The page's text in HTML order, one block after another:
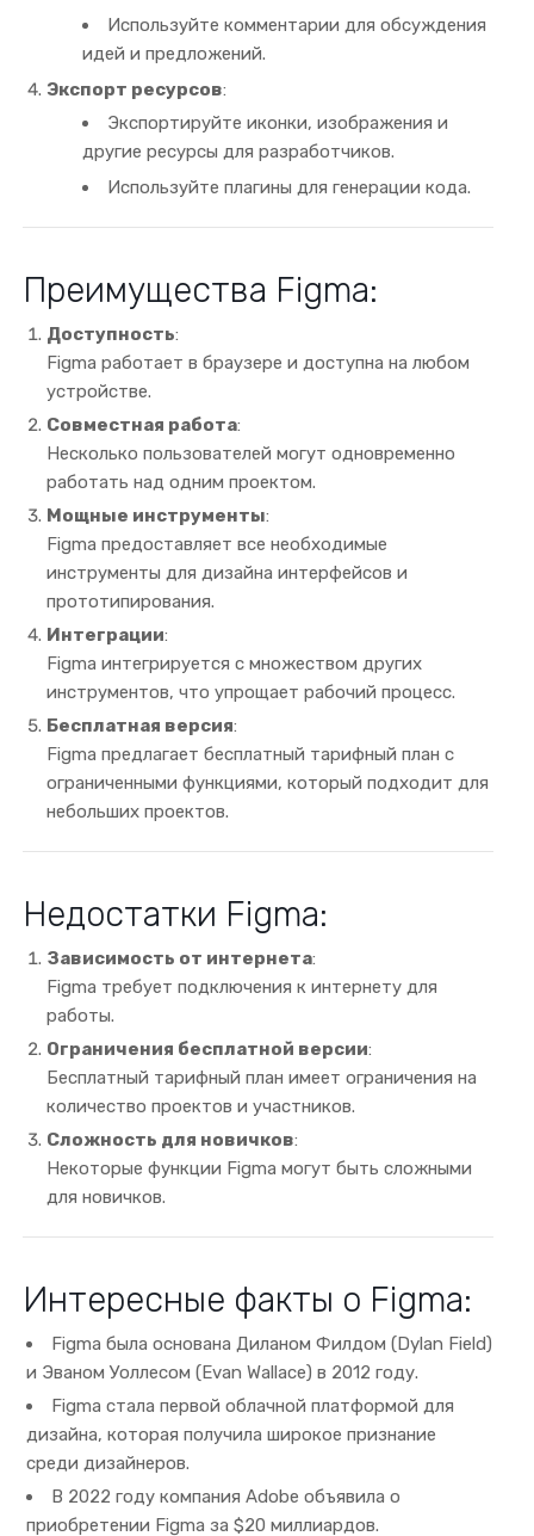
Используйте комментарии для обсуждения
идей и предложений.
Экспорт ресурсов:
Экспортируйте иконки, изображения и
другие ресурсы для разработчиков.
Используйте плагины для генерации кода.
Преимущества Figma:
Доступность:
Figma работает в браузере и доступна на любом
устройстве.
Совместная работа:
Несколько пользователей могут одновременно
работать над одним проектом.
Мощные инструменты:
Figma предоставляет все необходимые
инструменты для дизайна интерфейсов и
прототипирования.
Интеграции:
Figma интегрируется с множеством других
инструментов, что упрощает рабочий процесс.
Бесплатная версия:
Figma предлагает бесплатный тарифный план с
ограниченными функциями, который подходит для
небольших проектов.
Недостатки Figma:
Зависимость от интернета:
Figma требует подключения к интернету для
работы.
Ограничения бесплатной версии:
Бесплатный тарифный план имеет ограничения на
количество проектов и участников.
Сложность для новичков:
Некоторые функции Figma могут быть сложными
для новичков.
Интересные факты о Figma:
Figma была основана Диланом Филдом (Dylan Field)
и Эваном Уоллесом (Evan Wallace) в 2012 году.
Figma стала первой облачной платформой для
дизайна, которая получила широкое признание
среди дизайнеров.
В 2022 году компания Adobe объявила о
приобретении Figma за $20 миллиардов.